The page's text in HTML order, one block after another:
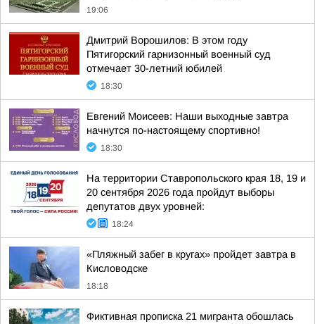
19:06
Дмитрий Ворошилов: В этом году
Пятигорский гарнизонный военный суд
отмечает 30-летний юбилей
18:30
Евгений Моисеев: Наши выходные завтра
начнутся по-настоящему спортивно!
18:30
На территории Ставропольского края 18, 19 и
20 сентября 2026 года пройдут выборы
депутатов двух уровней:
18:24
«Пляжный забег в кругах» пройдет завтра в
Кисловодске
18:18
Фиктивная прописка 21 мигранта обошлась